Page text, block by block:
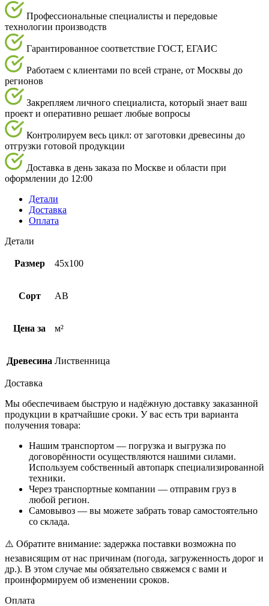
Профессиональные специалисты и передовые
технологии производств
Гарантированное соответствие ГОСТ, ЕГАИС
Работаем с клиентами по всей стране, от Москвы до
регионов
Закрепляем личного специалиста, который знает ваш
проект и оперативно решает любые вопросы
Контролируем весь цикл: от заготовки древесины до
отгрузки готовой продукции
Доставка в день заказа по Москве и области при
оформлении до 12:00
Детали
Доставка
Оплата
Детали
Размер 45х100
Сорт AB
Цена за м²
Древесина Лиственница
Доставка
Мы обеспечиваем быструю и надёжную доставку заказанной
продукции в кратчайшие сроки. У вас есть три варианта
получения товара:
Нашим транспортом — погрузка и выгрузка по
договорённости осуществляются нашими силами.
Используем собственный автопарк специализированной
техники.
Через транспортные компании — отправим груз в
любой регион.
Самовывоз — вы можете забрать товар самостоятельно
со склада.
⚠️ Обратите внимание: задержка поставки возможна по
независящим от нас причинам (погода, загруженность дорог и
др.). В этом случае мы обязательно свяжемся с вами и
проинформируем об изменении сроков.
Оплата